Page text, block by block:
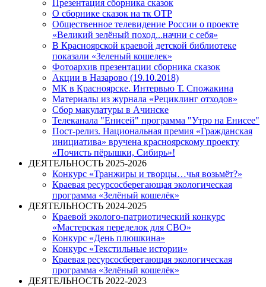
Презентация сборника сказок
О сборнике сказок на тк ОТР
Общественное телевидение России о проекте
«Великий зелёный поход...начни с себя»
В Красноярской краевой детской библиотеке
показали «Зеленый кошелек»
Фотоархив презентации сборника сказок
Акции в Назарово (19.10.2018)
МК в Красноярске. Интервью Т. Спожакина
Материалы из журнала «Рециклинг отходов»
Сбор макулатуры в Ачинске
Телеканала "Енисей" программа "Утро на Енисее"
Пост-релиз. Национальная премия «Гражданская
инициатива» вручена красноярскому проекту
«Почисть пёрышки, Сибирь»!
ДЕЯТЕЛЬНОСТЬ 2025-2026
Конкурс «Транжиры и творцы…чья возьмёт?»
Краевая ресурсосберегающая экологическая
программа «Зелёный кошелёк»
ДЕЯТЕЛЬНОСТЬ 2024-2025
Краевой эколого-патриотический конкурс
«Мастерская переделок для СВО»
Конкурс «День плюшкина»
Конкурс «Текстильные истории»
Краевая ресурсосберегающая экологическая
программа «Зелёный кошелёк»
ДЕЯТЕЛЬНОСТЬ 2022-2023